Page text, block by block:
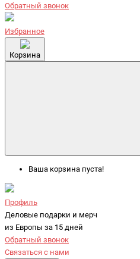
Обратный звонок
Избранное
Корзина
Ваша корзина пуста!
Профиль
Деловые подарки и мерч
из Европы за 15 дней
Обратный звонок
Связаться с нами